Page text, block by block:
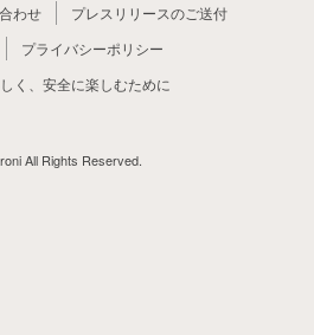
わせ
プレスリリースのご送付
プライバシーポリシー
く、安全に楽しむために
All Rights Reserved.